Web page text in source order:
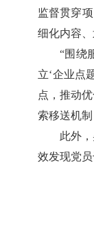
监督贯穿
细化内容
“围绕
立‘企业点
点，推动
索移送机制
此外
效发现党